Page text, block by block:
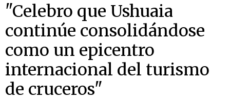
"Celebro que Ushuaia
continúe consolidándose
como un epicentro
internacional del turismo
de cruceros"